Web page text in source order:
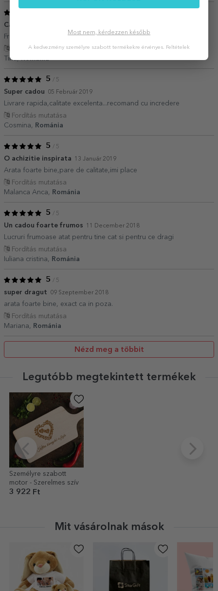
Cadoul surpriză perfect
Frumos realizat, prompt trimis. Profesionalism.
Fordítás mutatása
Tina,Románia
5 / 5
Super cadou 05 Február 2019
Livrare rapida,calitate excelenta...recomand cu incredere
Fordítás mutatása
Cosmina,
Románia
5 / 5
O achizitie inspirata 13 Január 2019
Arata foarte bine,pare de calitate,imi place
Fordítás mutatása
Malanca Anca,
Románia
5 / 5
Un cadou foarte frumos 11 December 2018
Lucruri frumoase atat pentru tine cat si pentru ce dragi
Fordítás mutatása
Iuliana cristina,
Románia
5 / 5
super dragut 09 Szeptember 2018
arata foarte bine, exact ca in poza.
Fordítás mutatása
Mariana,
Románia
Nézd meg a többit
Legutóbb megtekintett termékek
Személyre szabott
motor - Szerelmes szív
3 922 Ft
Mit vásárolnak mások
Most nem, kérdezzen később
A kedvezmény személyre szabott termékekre érvényes. Feltételek